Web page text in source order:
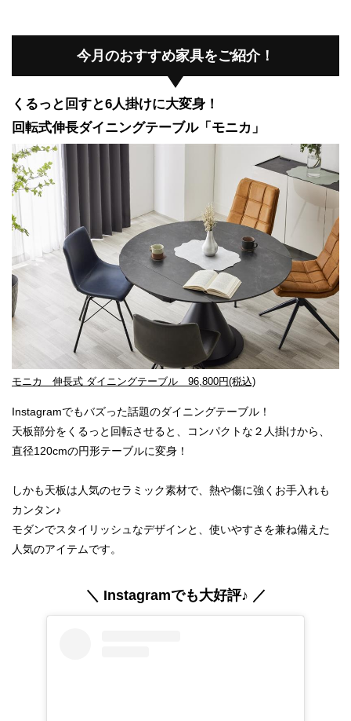
今月のおすすめ家具をご紹介！
くるっと回すと6人掛けに大変身！
回転式伸長ダイニングテーブル「モニカ」
モニカ 伸長式 ダイニングテーブル 96,800円(税込)
Instagramでもバズった話題のダイニングテーブル！
天板部分をくるっと回転させると、コンパクトな２人掛けから、
直径120cmの円形テーブルに変身！
しかも天板は人気のセラミック素材で、熱や傷に強くお手入れも
カンタン♪
モダンでスタイリッシュなデザインと、使いやすさを兼ね備えた
人気のアイテムです。
＼ Instagramでも大好評♪ ／